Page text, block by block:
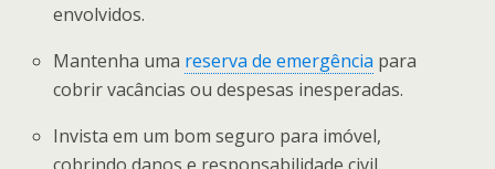
envolvidos.
Mantenha uma reserva de emergência para
cobrir vacâncias ou despesas inesperadas.
Invista em um bom seguro para imóvel,